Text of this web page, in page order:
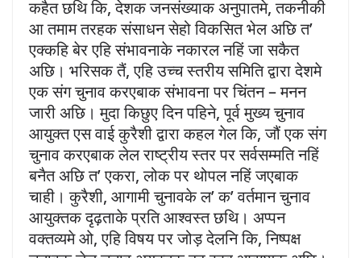
कहैत छथि कि, देशक जनसंख्याक अनुपातमे, तकनीकी
आ तमाम तरहक संसाधन सेहो विकसित भेल अछि त’
एक्कहि बेर एहि संभावनाके नकारल नहिं जा सकैत
अछि। भरिसक तैं, एहि उच्च स्तरीय समिति द्वारा देशमे
एक संग चुनाव करएबाक संभावना पर चिंतन – मनन
जारी अछि। मुदा किछुए दिन पहिने, पूर्व मुख्य चुनाव
आयुक्त एस वाई कुरैशी द्वारा कहल गेल कि, जौं एक संग
चुनाव करएबाक लेल राष्ट्रीय स्तर पर सर्वसम्मति नहिं
बनैत अछि त’ एकरा, लोक पर थोपल नहिं जएबाक
चाही। कुरैशी, आगामी चुनावके ल’ क’ वर्तमान चुनाव
आयुक्तक दृढ़ताके प्रति आश्वस्त छथि। अप्पन
वक्तव्यमे ओ, एहि विषय पर जोड़ देलनि कि, निष्पक्ष